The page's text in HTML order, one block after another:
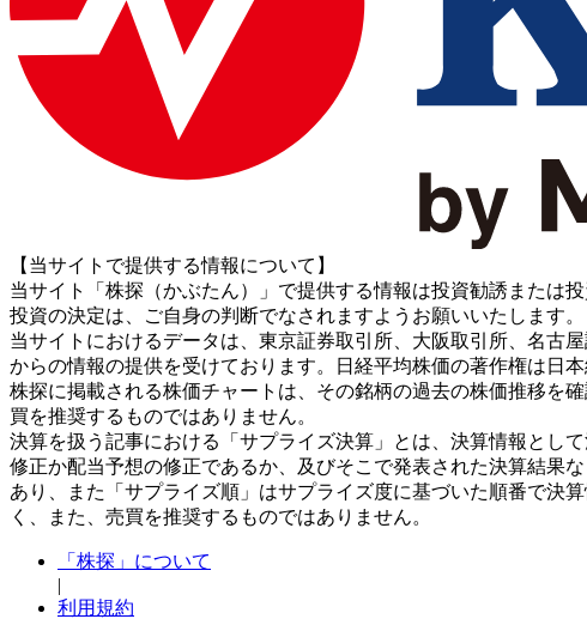
【当サイトで提供する情報について】
当サイト「株探（かぶたん）」で提供する情報は投資勧誘または
投資の決定は、ご自身の判断でなされますようお願いいたします。
当サイトにおけるデータは、東京証券取引所、大阪取引所、名古屋
からの情報の提供を受けております。日経平均株価の著作権は日本
株探に掲載される株価チャートは、その銘柄の過去の株価推移を
買を推奨するものではありません。
決算を扱う記事における「サプライズ決算」とは、決算情報とし
修正か配当予想の修正であるか、及びそこで発表された決算結果
あり、また「サプライズ順」はサプライズ度に基づいた順番で決
く、また、売買を推奨するものではありません。
「株探」について
|
利用規約